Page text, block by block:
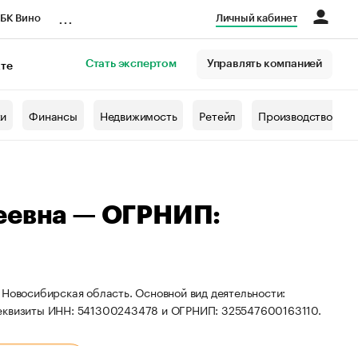
Вино Личный кабинет
Стать экспертом Управлять компанией
Финансы Недвижимость Ретейл Производство
— ОГРНИП:
область. Основной вид деятельности:
ИНН: 541300243478 и ОГРНИП: 325547600163110.